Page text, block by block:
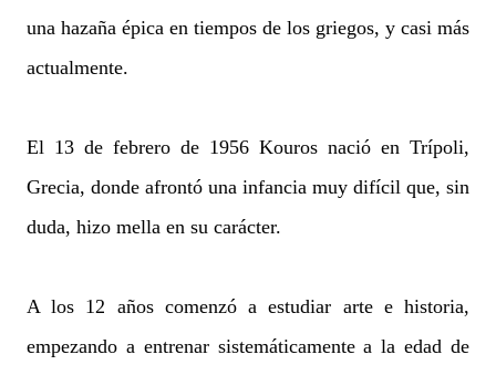
una hazaña épica en tiempos de los griegos, y casi más
actualmente.
El 13 de febrero de 1956 Kouros nació en Trípoli,
Grecia, donde afrontó una infancia muy difícil que, sin
duda, hizo mella en su carácter.
A los 12 años comenzó a estudiar arte e historia,
empezando a entrenar sistemáticamente a la edad de